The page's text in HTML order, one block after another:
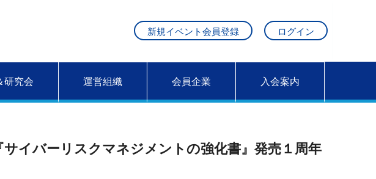
新規イベント会員登録 ログイン
研究会 運営組織 会員企業 入会案内
イバーリスクマネジメントの強化書』発売１周年